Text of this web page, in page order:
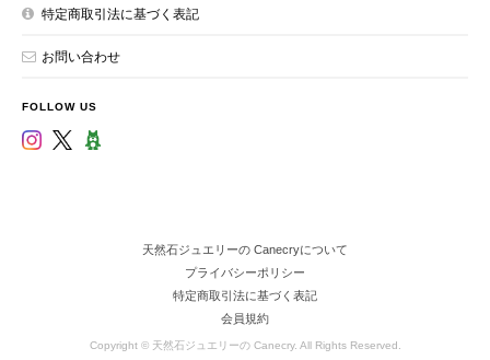
特定商取引法に基づく表記
お問い合わせ
FOLLOW US
天然石ジュエリーの Canecryについて
プライバシーポリシー
特定商取引法に基づく表記
会員規約
Copyright © 天然石ジュエリーの Canecry. All Rights Reserved.